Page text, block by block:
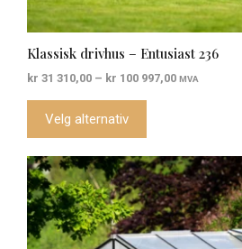
Klassisk drivhus – Entusiast 236
kr 31 310,00 – kr 100 997,00Prisområde:
997,00
MVA
Velg alternativ
Dette
produktet
har
flere
varianter.